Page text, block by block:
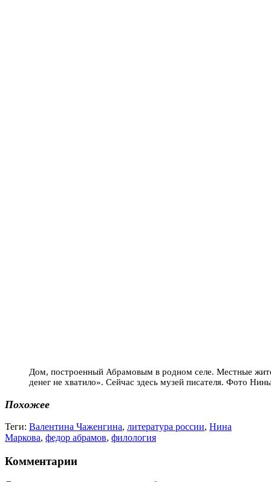
Дом, построенный Абрамовым в родном селе. Местные
денег не хватило». Сейчас здесь музей писателя. Фото
Похожее
Теги: Валентина Чаженгина, литература россии, Нина
Маркова, федор абрамов, филология
Комментарии